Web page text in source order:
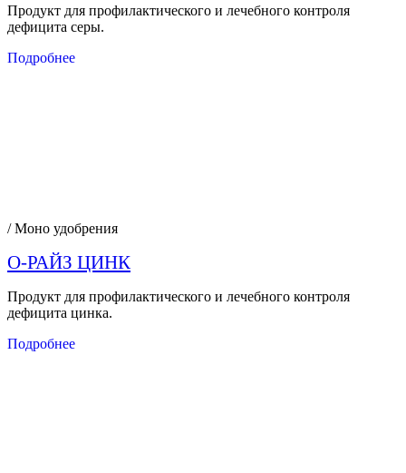
Продукт для профилактического и лечебного контроля
дефицита серы.
Подробнее
/ Моно удобрения
О-РАЙЗ ЦИНК
Продукт для профилактического и лечебного контроля
дефицита цинка.
Подробнее